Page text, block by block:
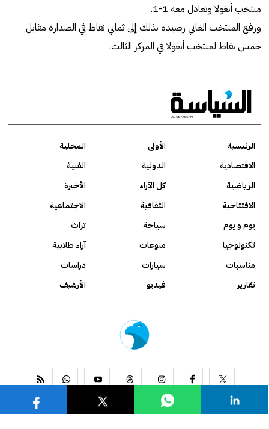
منتخب أنغولا وتعادل معه 1-1.
ورفع المنتخب الغاني رصيده بذلك إلى ثماني نقاط في الصدارة مقابل
خمس نقاط لمنتخب أنغولا في المركز الثالث.
الرئيسية الأولى
المحلية
الاقتصادية
الدولية
الفنية
الرياضية
كل الآراء
الأخيرة
الافتتاحية
الثقافية
الاجتماعية
يوم و يوم
سياحة
تراث
تكنولوجيا
منوعات
آراء طلابية
مناسبات
سيارات
دراسات
تقارير
فيديو الأرشيف